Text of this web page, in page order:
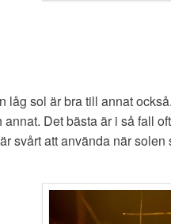
låg sol är bra till annat
Det bästa är i så fall
svårt att använda när solen